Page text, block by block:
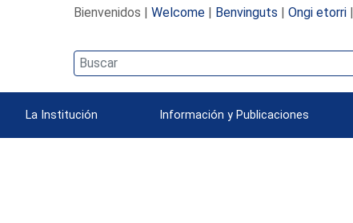
Bienvenidos | Welcome| Benvinguts | Ongi etorri|
La Institución Información y Publicaciones